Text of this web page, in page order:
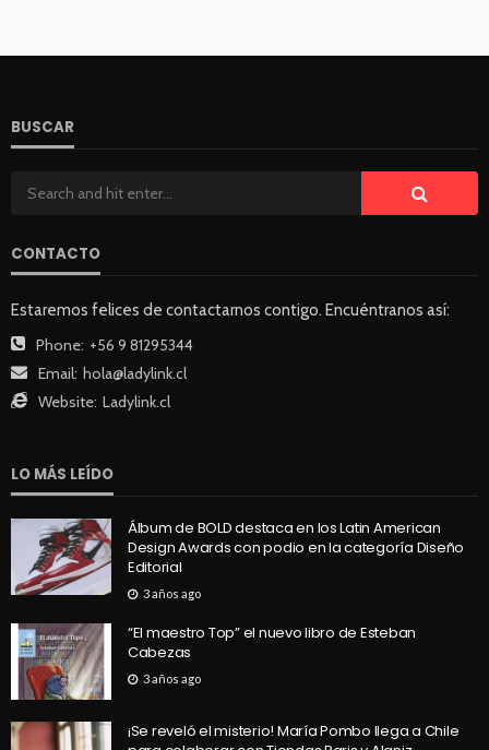
BUSCAR
CONTACTO
Estaremos felices de contactarnos contigo. Encuéntranos así:
Phone: +56 9 81295344
Email: hola@ladylink.cl
Website: Ladylink.cl
LO MÁS LEÍDO
Álbum de BOLD destaca en los Latin American
Design Awards con podio en la categoría Diseño
Editorial
3 años ago
“El maestro Top” el nuevo libro de Esteban
Cabezas
3 años ago
¡Se reveló el misterio! María Pombo llega a Chile